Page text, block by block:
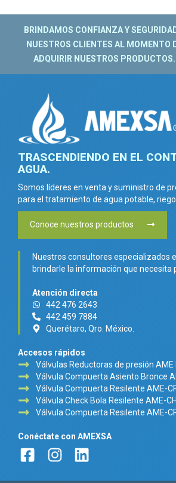
BRINDAMOS CONFIANZA Y
NUESTROS CLIENTES AL MOMENTO
ADQUIRIR NUESTROS PRODUCTOS.
TRASCENDIENDO EN EL
AGUA.
Somos líderes en venta y suministro de
para el tratamiento de agua potable, riego
Conoce nuestros productos
Nuestros consultores especializados
brindarle la información que necesita
Atención directa
442 476 2643
442 459 7884
Querétaro, Qro. México.
Accesos rápidos
Válvulas Reductoras de presión AME
Válvula Compuerta Asiento Bronce
Válvula Compuerta Resilente AME-
Válvula Check Bola Resilente AME-
Válvula Compuerta Resilente AME-
Conéctate con AMEXSA